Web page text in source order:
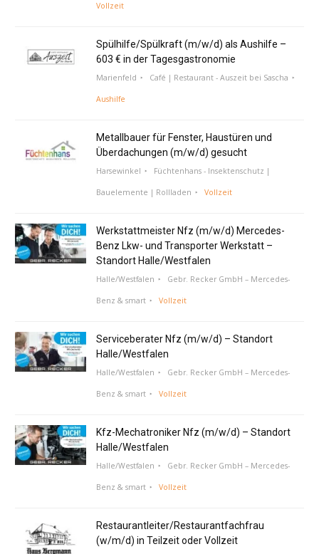
Vollzeit
Spülhilfe/Spülkraft (m/w/d) als Aushilfe –
603 € in der Tagesgastronomie
Marienfeld Café | Restaurant - Auszeit bei Sascha
Aushilfe
Metallbauer für Fenster, Haustüren und
Überdachungen (m/w/d) gesucht
Harsewinkel Füchtenhans - Insektenschutz |
Bauelemente | Rollladen Vollzeit
Werkstattmeister Nfz (m/w/d) Mercedes-
Benz Lkw- und Transporter Werkstatt –
Standort Halle/Westfalen
Halle/Westfalen Gebr. Recker GmbH – Mercedes-
Benz & smart Vollzeit
Serviceberater Nfz (m/w/d) – Standort
Halle/Westfalen
Halle/Westfalen Gebr. Recker GmbH – Mercedes-
Benz & smart Vollzeit
Kfz-Mechatroniker Nfz (m/w/d) – Standort
Halle/Westfalen
Halle/Westfalen Gebr. Recker GmbH – Mercedes-
Benz & smart Vollzeit
Restaurantleiter/Restaurantfachfrau
(w/m/d) in Teilzeit oder Vollzeit